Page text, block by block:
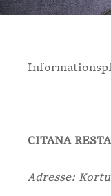
CITANA
Adresse: